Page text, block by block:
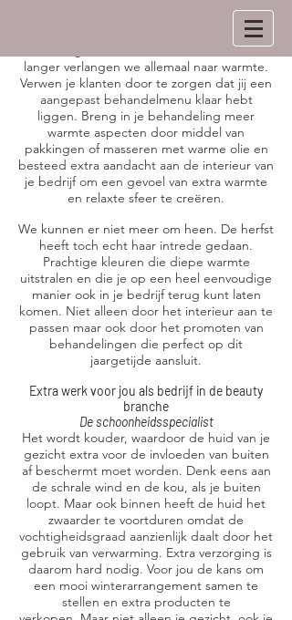
Als de dagen korter worden en de avonden
langer verlangen we allemaal naar warmte.
Verwen je klanten door te zorgen dat jij een
aangepast behandelmenu klaar hebt
liggen. Breng in je behandeling meer
warmte aspecten door middel van
pakkingen of masseren met warme olie en
besteed extra aandacht aan de interieur van
je bedrijf om een gevoel van extra warmte
en relaxte sfeer te creëren.
We kunnen er niet meer om heen. De herfst
heeft toch echt haar intrede gedaan.
Prachtige kleuren die diepe warmte
uitstralen en die je op een heel eenvoudige
manier ook in je bedrijf terug kunt laten
komen. Niet alleen door het interieur aan te
passen maar ook door het promoten van
behandelingen die perfect op dit
jaargetijde aansluit.
Extra werk voor jou als bedrijf in de beauty
branche
De schoonheidsspecialist
Het wordt kouder, waardoor de huid van je
gezicht extra voor de invloeden van buiten
af beschermt moet worden. Denk eens aan
de schrale wind en de kou, als je buiten
loopt. Maar ook binnen heeft de huid het
zwaarder te voortduren omdat de
vochtigheidsgraad aanzienlijk daalt door het
gebruik van verwarming. Extra verzorging is
daarom hard nodig. Voor jou de kans om
een mooi winterarrangement samen te
stellen en extra producten te